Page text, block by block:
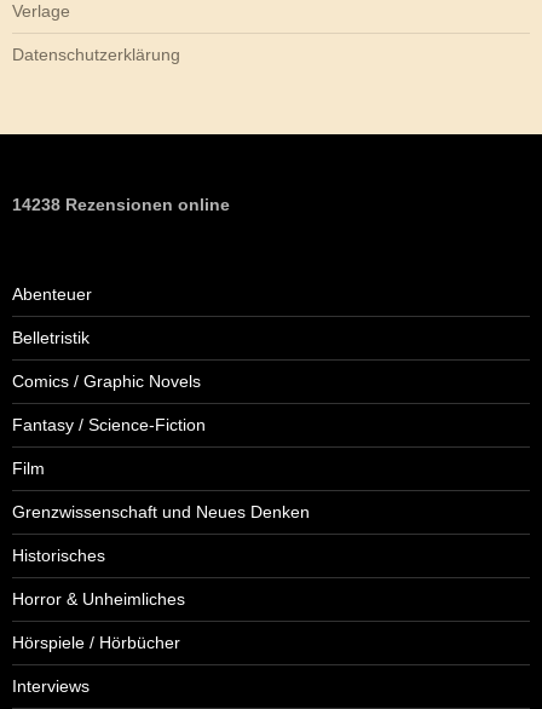
Verlage
Datenschutzerklärung
14238 Rezensionen online
Abenteuer
Belletristik
Comics / Graphic Novels
Fantasy / Science-Fiction
Film
Grenzwissenschaft und Neues Denken
Historisches
Horror & Unheimliches
Hörspiele / Hörbücher
Interviews